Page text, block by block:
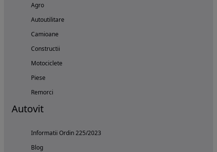
Agro
Autoutilitare
Camioane
Constructii
Motociclete
Piese
Remorci
Autovit
Informatii Ordin 225/2023
Blog